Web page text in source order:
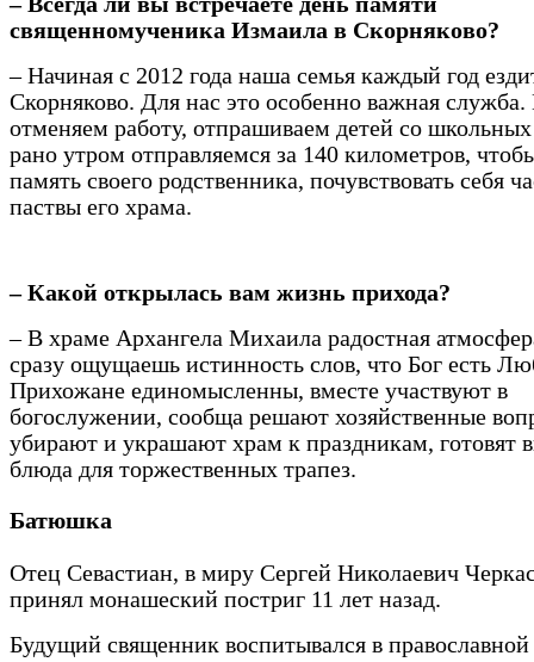
священномученика Измаила в Скорняково?
– Начиная с 2012 года наша семья каждый год
Скорняково. Для нас это особенно важная
отменяем работу, отпрашиваем детей со
рано утром отправляемся за 140 километров,
память своего родственника, почувствовать себя
паствы его храма.
– Какой открылась вам жизнь прихода?
– В храме Архангела Михаила радостная
сразу ощущаешь истинность слов, что Бог есть
Прихожане единомысленны, вместе участвуют в
богослужении, сообща решают хозяйственные
убирают и украшают храм к праздникам, готовят
блюда для торжественных трапез.
Батюшка
Отец Севастиан, в миру Сергей Николаевич
принял монашеский постриг 11 лет назад.
Будущий священник воспитывался в православной